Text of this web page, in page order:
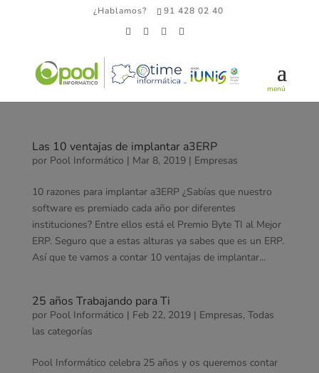
¿Hablamos? 91 428 02 40
Las 10 ventajas de implantar a3ERP
por Pool Informático | Mar 8, 2019| Empresas
10 razones para implantar a3ERP ¿Sabías que nuestro
software es premiado cada año por diferentes
instituciones? Entre ellos está el Premio Byte TI al Mejor
ERP. Seguro que a estas alturas ya sabes que es un ERP.
Así que te vamos a contar 10 ventajas de implantar...
25 años Trabajando para Ti
por Pool Informático | Feb 22, 2019| Empresas, Todas
las categorías
Pool Informático celebra 25 años y os queremos contar